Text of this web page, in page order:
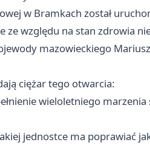
w Bramkach został
ze względu na stan zdrowia
mazowieckiego
ciężar tego otwarcia:
wieloletniego
jednostce ma poprawiać